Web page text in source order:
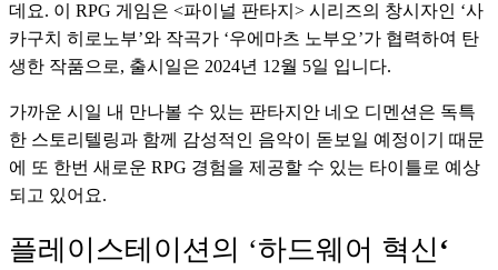
데요. 이 RPG 게임은 <파이널 판타지> 시리즈의 창시자인 ‘사
카구치 히로노부’와 작곡가 ‘우에마츠 노부오’가 협력하여 탄
생한 작품으로, 출시일은 2024년 12월 5일 입니다.
가까운 시일 내 만나볼 수 있는 판타지안 네오 디멘션은 독특
한 스토리텔링과 함께 감성적인 음악이 돋보일 예정이기 때문
에 또 한번 새로운 RPG 경험을 제공할 수 있는 타이틀로 예상
되고 있어요.
플레이스테이션의 ‘하드웨어 혁신 ‘